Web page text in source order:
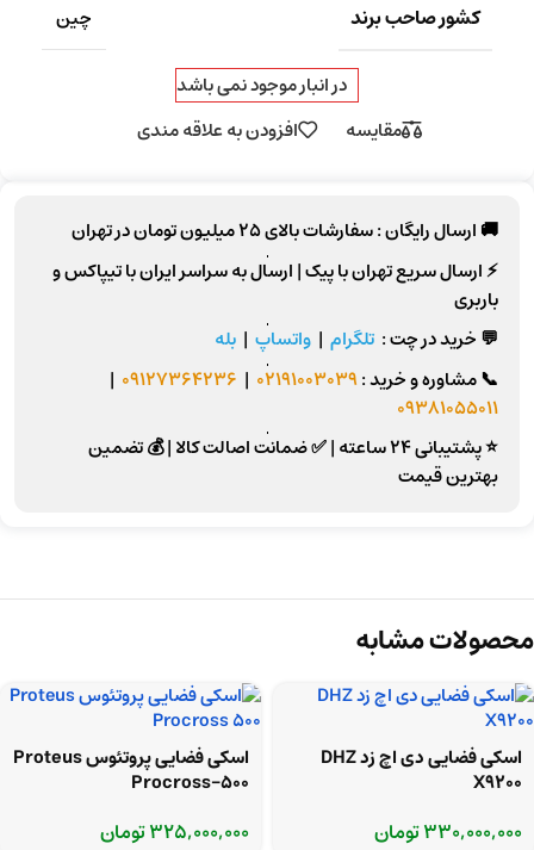
کشور صاحب برند چین
در انبار موجود نمی باشد
مقایسه
افزودن به علاقه مندی
🚚 ارسال رایگان :سفارشات بالای25 میلیون تومان
در تهران
⚡ارسال سریع تهرانبا پیک |ارسال به سراسر ایرانبا تیپاکس و
باربری
💬 خرید در چت : تلگرام | واتساپ | بله
📞مشاوره و خرید :02191003039
|
09127364236
|
09381055011
⭐ پشتیبانی 24 ساعته
|✅ ضمانت اصالت کالا|💰 تضمین
بهترین قیمت
محصولات مشابه
اسکی فضایی دی اچ زد DHZ
X9200
330,000,000تومان
اسکی فضایی پروتئوس Proteus
Procross-500
325,000,000تومان